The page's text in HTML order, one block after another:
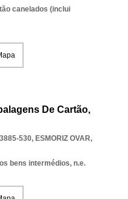
canelados (inclui
De Cartão,
530, ESMORIZ OVAR,
bens intermédios, n.e.